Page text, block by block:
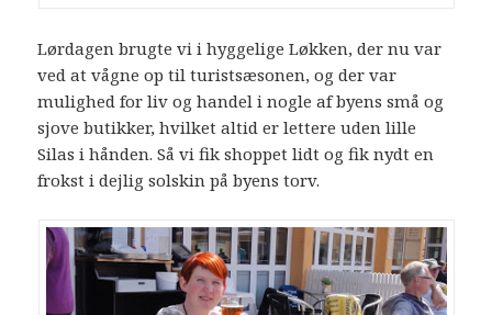
Lørdagen brugte vi i hyggelige Løkken, der nu var
ved at vågne op til turistsæsonen, og der var
mulighed for liv og handel i nogle af byens små og
sjove butikker, hvilket altid er lettere uden lille
Silas i hånden. Så vi fik shoppet lidt og fik nydt en
frokst i dejlig solskin på byens torv.